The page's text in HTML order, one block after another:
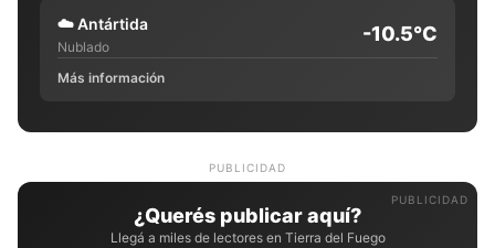
☁️Antártida
Nublado
-10.5°C
Más información
PUBLICIDAD
¿Querés publicar aquí?
Llegá a miles de lectores en Tierra del Fuego